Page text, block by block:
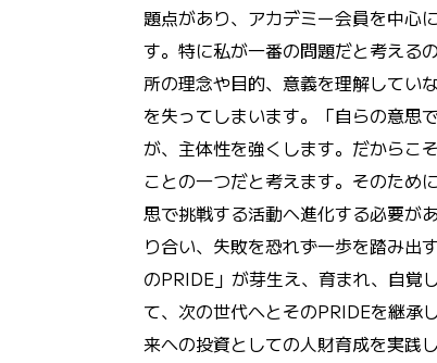
題点があり、アカデミー会員を中心
す。特に私が一番の問題だと考える
所の理念や目的、意義を理解してい
を失ってしまいます。「自らの意思
が、主体性を強くします。だからこ
ことの一つだと考えます。そのため
思で挑戦する活動へ進化する必要が
り合い、失敗を恐れず一歩を踏み出
のPRIDE」が芽生え、育まれ、自覚
て、次の世代へとそのPRIDEを継承
来への投資としての人財育成を実践